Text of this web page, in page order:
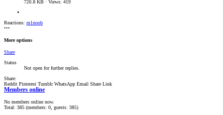
720.8 KB · Views: 419
Reactions: m1noob
•••
More options
Share
Status
Not open for further replies.
Share:
Reddit Pinterest Tumblr WhatsApp Email Share Link
Members online
No members online now.
Total: 385 (members: 0, guests: 385)